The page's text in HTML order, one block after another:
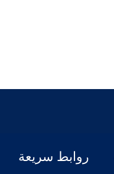
روابط سريعة